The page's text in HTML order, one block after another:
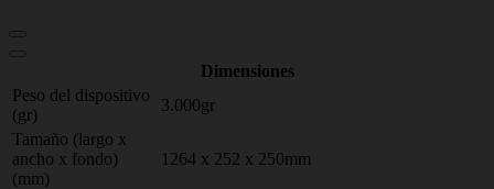
Dimensiones
Peso del dispositivo
(gr)
3.000gr
Tamaño (largo x
ancho x fondo)
(mm)
1264 x 252 x 250mm